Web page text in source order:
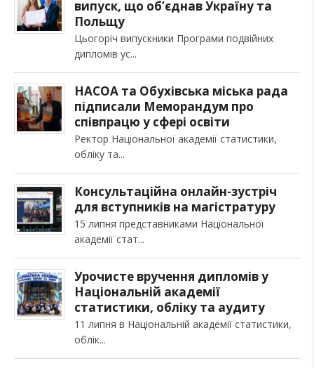
випуск, що об’єднав Україну та
Польщу
Цьогоріч випускники Програми подвійних
дипломів ус
НАСОА та Обухівська міська рада
підписали Меморандум про
співпрацю у сфері освіти
Ректор Національної академії статистики,
обліку та
Консультаційна онлайн-зустріч
для вступників на магістратуру
15 липня представниками Національної
академії стат
Урочисте вручення дипломів у
Національній академії
статистики, обліку та аудиту
11 липня в Національній академії статистики,
облік